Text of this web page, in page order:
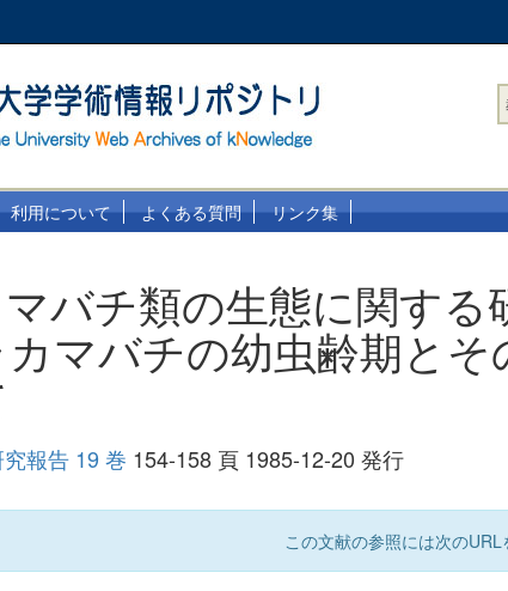
利用について よくある質問 リンク集
バチ類の生態に関する
マバチの幼虫齢期とそ
報告 19 巻 154-158 頁 1985-12-20 発行
この文献の参照には次の